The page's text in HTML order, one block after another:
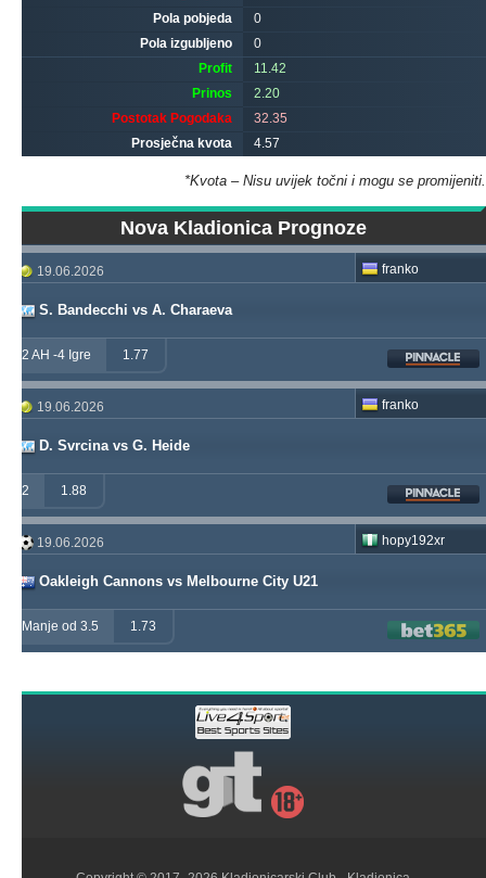
Pola pobjeda
Pola izgubljeno
0
0
Profit
Prinos
Postotak Pogodaka
Prosječna kvota
11.42
2.20
32.35
4.57
*Kvota – Nisu uvijek točni i mogu se promijeniti.
Nova Kladionica Prognoze
19.06.2026
S. Bandecchi vs A. Charaeva
franko
2 AH -4 Igre 1.77
19.06.2026
D. Svrcina vs G. Heide
franko
2 1.88
19.06.2026
Oakleigh Cannons vs Melbourne City U21
hopy192xr
Manje od 3.5 1.73